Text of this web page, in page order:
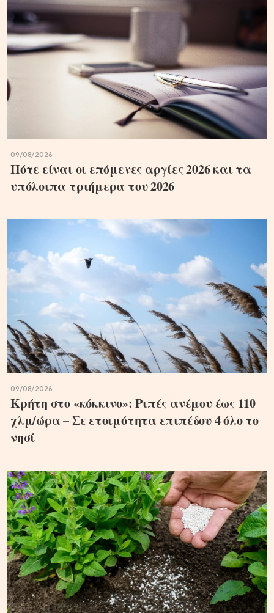
09/08/2026
Πότε είναι οι επόμενες αργίες 2026 και τα
υπόλοιπα τριήμερα του 2026
09/08/2026
Κρήτη στο «κόκκινο»: Ριπές ανέμου έως 110
χλμ/ώρα – Σε ετοιμότητα επιπέδου 4 όλο το
νησί